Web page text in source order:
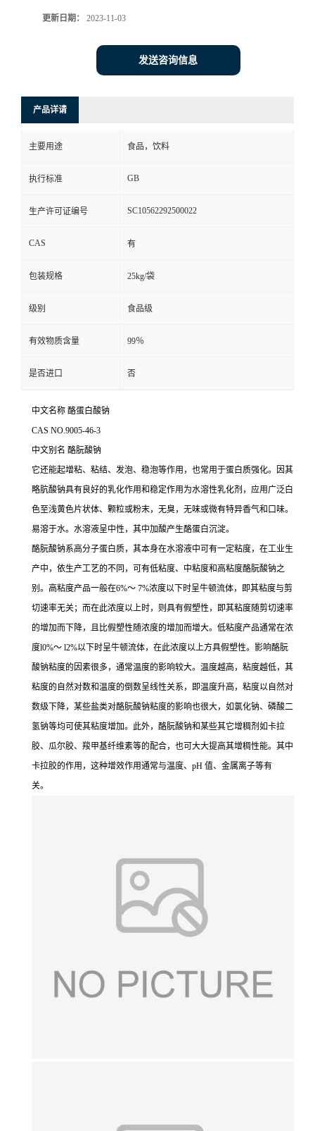
更新日期： 2023-11-03
发送咨询信息
产品详请
主要用途 食品，饮料
执行标准 GB
生产许可证编号 SC10562292500022
CAS 有
包装规格 25kg/袋
级别 食品级
有效物质含量 99％
是否进口 否
中文名称 酪蛋白酸钠
CAS NO.9005-46-3
中文别名 酪朊酸钠
它还能起增粘、粘结、发泡、稳泡等作用，也常用于蛋白质强化。因其
略肮酸钠具有良好的乳化作用和稳定作用为水溶性乳化剂，应用广泛白
色至浅黄色片状体、颗粒或粉末，无臭，无味或微有特异香气和口味。
易溶于水。水溶液呈中性，其中加酸产生酪蛋白沉淀。
酪朊酸钠系高分子蛋白质，其本身在水溶液中可有一定粘度，在工业生
产中，依生产工艺的不同，可有低粘度、中粘度和高粘度酪朊酸钠之
别。高粘度产品一般在6%～ 7%浓度以下时呈牛顿流体，即其粘度与剪
切速率无关；而在此浓度以上时，则具有假塑性，即其粘度随剪切速率
的增加而下降，且比假塑性随浓度的增加而增大。低粘度产品通常在浓
度l0%～ l2%以下时呈牛顿流体，在此浓度以上方具假塑性。影响酪朊
酸钠粘度的因素很多，通常温度的影响较大。温度越高，粘度越低，其
粘度的自然对数和温度的倒数呈线性关系，即温度升高，粘度以自然对
数级下降，某些盐类对酪朊酸钠粘度的影响也很大，如氯化钠、磷酸二
氢钠等均可使其粘度增加。此外，酪朊酸钠和某些其它增稠剂如卡拉
胶、瓜尔胶、羧甲基纤维素等的配合，也可大大提高其增稠性能。其中
卡拉胶的作用，这种增效作用通常与温度、pH 值、金属离子等有
关。